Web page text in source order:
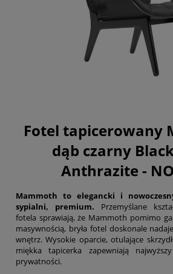
Fotel tapicerowany
dąb czarny
Anthrazite -
Mammoth to elegancki i
sypialni, premium. Przemyślane
fotela sprawiają, że Mammoth pomimo
masywnością, bryła fotel doskonale
wnętrz. Wysokie oparcie, otulające
miękka tapicerka zapewniają
prywatności.